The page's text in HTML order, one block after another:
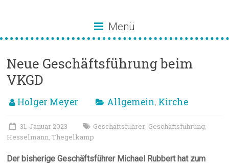
Menü
Neue Geschäftsführung beim
VKGD
Holger Meyer Allgemein, Kirche
31. Januar 2023 Geschäftsführer, Geschäftsführung,
Hesselmann,Thegelkamp
Der bisherige Geschäftsführer Michael Rubbert hat zum